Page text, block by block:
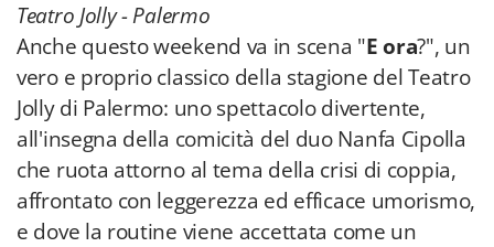
Teatro Jolly - Palermo
Anche questo weekend va in scena "E ora?", un
vero e proprio classico della stagione del Teatro
Jolly di Palermo: uno spettacolo divertente,
all'insegna della comicità del duo Nanfa Cipolla
che ruota attorno al tema della crisi di coppia,
affrontato con leggerezza ed efficace umorismo,
e dove la routine viene accettata come un